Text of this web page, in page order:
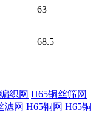
63
68.5
织网 H65铜丝筛网
滤网 H65铜网 H65铜